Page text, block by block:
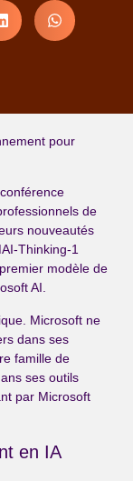
pour
de
nouveautés
Thinking-1
modèle de
AI.
Microsoft ne
dans ses
famille de
ses outils
par Microsoft
en IA